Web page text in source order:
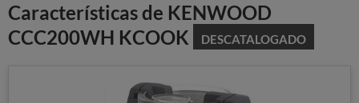
Características de KENWOOD
CCC200WH KCOOK
DESCATALOGADO